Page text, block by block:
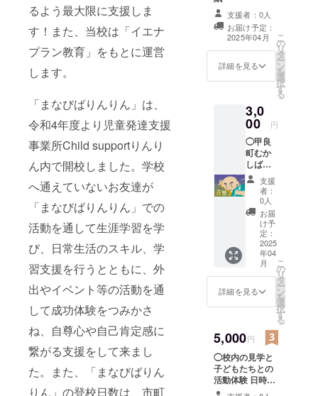
るよう最大限に支援しま
す！また、当校は「イエナ
プラン教育」をもとに運営
します。
「まなびばりんりん」は、
令和4年度より児童発達支援
事業所Child supportりんり
ん内で開校しました。学校
へ通えていないお友達が
「まなびばりんりん」での
活動を通して生涯学習を学
び、日常生活のスキル、学
習支援を行うとともに、外
出やイベント等の活動を通
して成功体験をつみかさ
ね、自尊心や自己肯定感に
繋がる支援をして来まし
た。また、「まなびばりん
りん」の登校日数は、市町
のご支援を
よろしくお
願いいたし
ます。
支援者：0人
お届け予定：
2025年04月
詳細を見る
こ
の
リ
タ
ー
ン
を
選
択
す
る
3,0
00 円
◯甲良
町むか
しばな
しの絵
本 甲良
町にま
つわる
お話の
絵本で
す。
https://
kourac
ho-
shokok
ai.jp/eh
on/ 詳細
ホーム
ページ
をご覧
くださ
い。
支援
者：
0人
お届
け予
定：
2025
年04
月
詳細を見る
こ
の
リ
タ
ー
ン
を
選
択
す
る
5,000円
◯校内の見学と
子どもたちとの
活動体験 日時
令和7年6月ころ